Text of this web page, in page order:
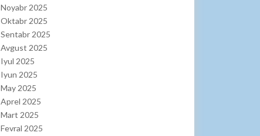
Noyabr 2025
Oktabr 2025
Sentabr 2025
Avgust 2025
Iyul 2025
Iyun 2025
May 2025
Aprel 2025
Mart 2025
Fevral 2025